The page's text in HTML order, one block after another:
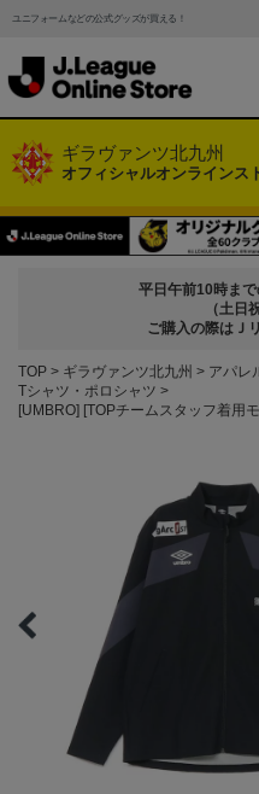
ユニフォームなどの公式グッズが買える！
ギラヴァンツ北九州
オフィシャルオンラインス
平日午前10時まで
（土日
ご購入の際はＪ
TOP ギラヴァンツ北九州
アパレ
Tシャツ・ポロシャツ
[UMBRO] [TOPチームスタッフ着用